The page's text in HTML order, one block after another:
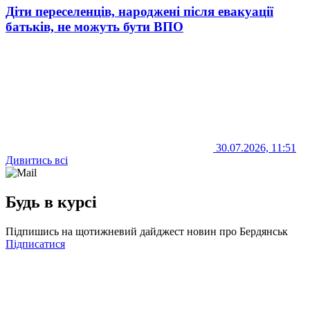
Діти переселенців, народжені після евакуації
батьків, не можуть бути ВПО
30.07.2026, 11:51
Дивитись всі
Будь в курсі
Підпишись на щотижневий дайджест новин про Бердянськ
Підписатися